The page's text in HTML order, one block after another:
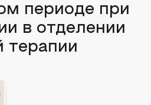
периоде при
в отделении
терапии